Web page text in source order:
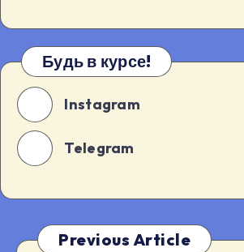
Будь в курсе!
Instagram
Telegram
Previous Article